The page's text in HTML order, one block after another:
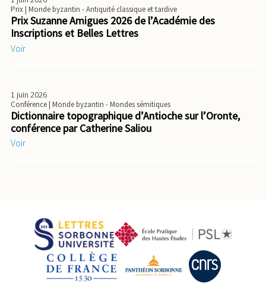
Prix| Monde byzantin - Antiquité classique et tardive
Prix Suzanne Amigues 2026 de l’Académie des
Inscriptions et Belles Lettres
Voir
1 juin 2026
Conférence| Monde byzantin - Mondes sémitiques
Dictionnaire topographique d’Antioche sur l’Oronte,
conférence par Catherine Saliou
Voir